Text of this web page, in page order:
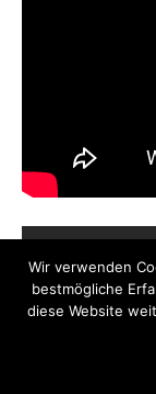
Wir verwenden
bestmögliche
diese Website